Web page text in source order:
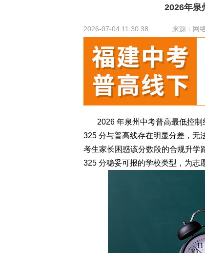
2026年泉
2026-07-04 11:30:38 来源：网
2026 年泉州中考普高最低控
325 分与普高线存在明显分差，无
考生家长困惑该分数段的合规升学
325 分稳妥可报的学校类型，为志